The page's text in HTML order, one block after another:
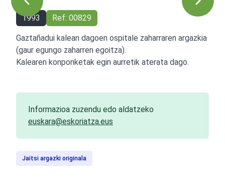
1993 Ref: 00829
Gaztañadui kalean dagoen ospitale zaharraren argazkia
(gaur egungo zaharren egoitza).
Kalearen konponketak egin aurretik aterata dago.
Informazioa zuzendu edo aldatzeko
euskara@eskoriatza.eus
Jaitsi argazki originala